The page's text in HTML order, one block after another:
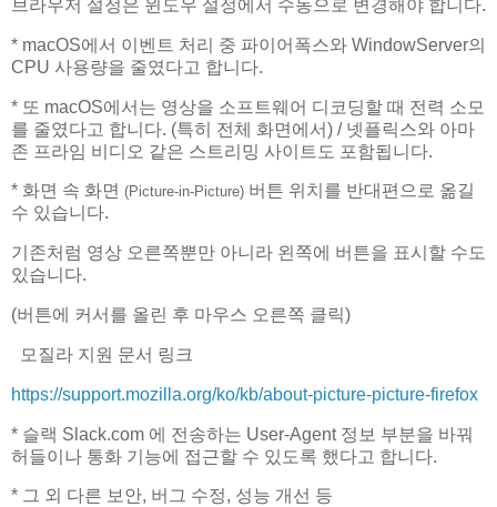
브라우저 설정은 윈도우 설정에서 수동으로 변경해야 합니다.
* macOS에서 이벤트 처리 중 파이어폭스와 WindowServer의
CPU 사용량을 줄였다고 합니다.
* 또 macOS에서는 영상을 소프트웨어 디코딩할 때 전력 소모
를 줄였다고 합니다. (특히 전체 화면에서) / 넷플릭스와 아마
존 프라임 비디오 같은 스트리밍 사이트도 포함됩니다.
* 화면 속 화면 (Picture-in-Picture) 버튼 위치를 반대편으로 옮길
수 있습니다.
기존처럼 영상 오른쪽뿐만 아니라 왼쪽에 버튼을 표시할 수도
있습니다.
(버튼에 커서를 올린 후 마우스 오른쪽 클릭)
모질라 지원 문서 링크
https://support.mozilla.org/ko/kb/about-picture-picture-firefox
* 슬랙 Slack.com 에 전송하는 User-Agent 정보 부분을 바꿔
허들이나 통화 기능에 접근할 수 있도록 했다고 합니다.
* 그 외 다른 보안, 버그 수정, 성능 개선 등